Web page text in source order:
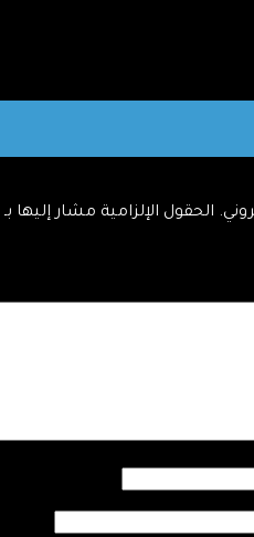
الحقول الإلزامية مشار إليها بـ